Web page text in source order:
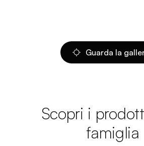
Guarda la
Scopri i
famiglia